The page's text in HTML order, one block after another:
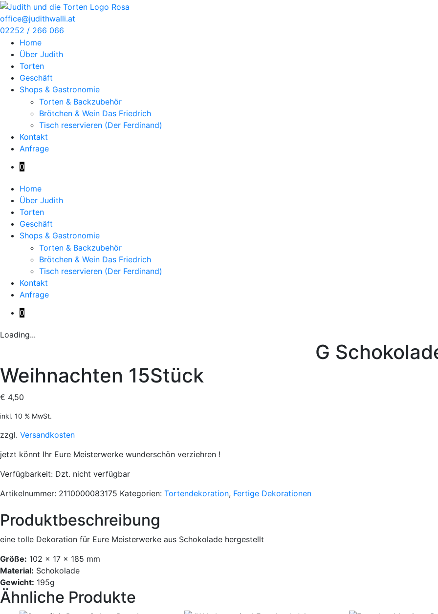
Zum
Inhalt
springen
office@judithwalli.at
02252 / 266 066
Home
Über Judith
Torten
Geschäft
Shops & Gastronomie
Torten & Backzubehör
Brötchen & Wein Das Friedrich
Tisch reservieren (Der Ferdinand)
Kontakt
Anfrage
0
Home
Über Judith
Torten
Geschäft
Shops & Gastronomie
Torten & Backzubehör
Brötchen & Wein Das Friedrich
Tisch reservieren (Der Ferdinand)
Kontakt
Anfrage
0
Loading...
G
Weihnachten 15Stück
€ 4,50
inkl. 10 % MwSt.
zzgl. Versandkosten
jetzt könnt Ihr Eure Meisterwerke wunderschön verziehren !
Verfügbarkeit: Dzt. nicht verfügbar
Artikelnummer: 2110000083175 Kategorien: Tortendekoration, Fertige Dekorationen
Produktbeschreibung
eine tolle Dekoration für Eure Meisterwerke aus Schokolade hergestellt
Größe: 102 x 17 x 185 mm
Material: Schokolade
Gewicht: 195g
Ähnliche Produkte